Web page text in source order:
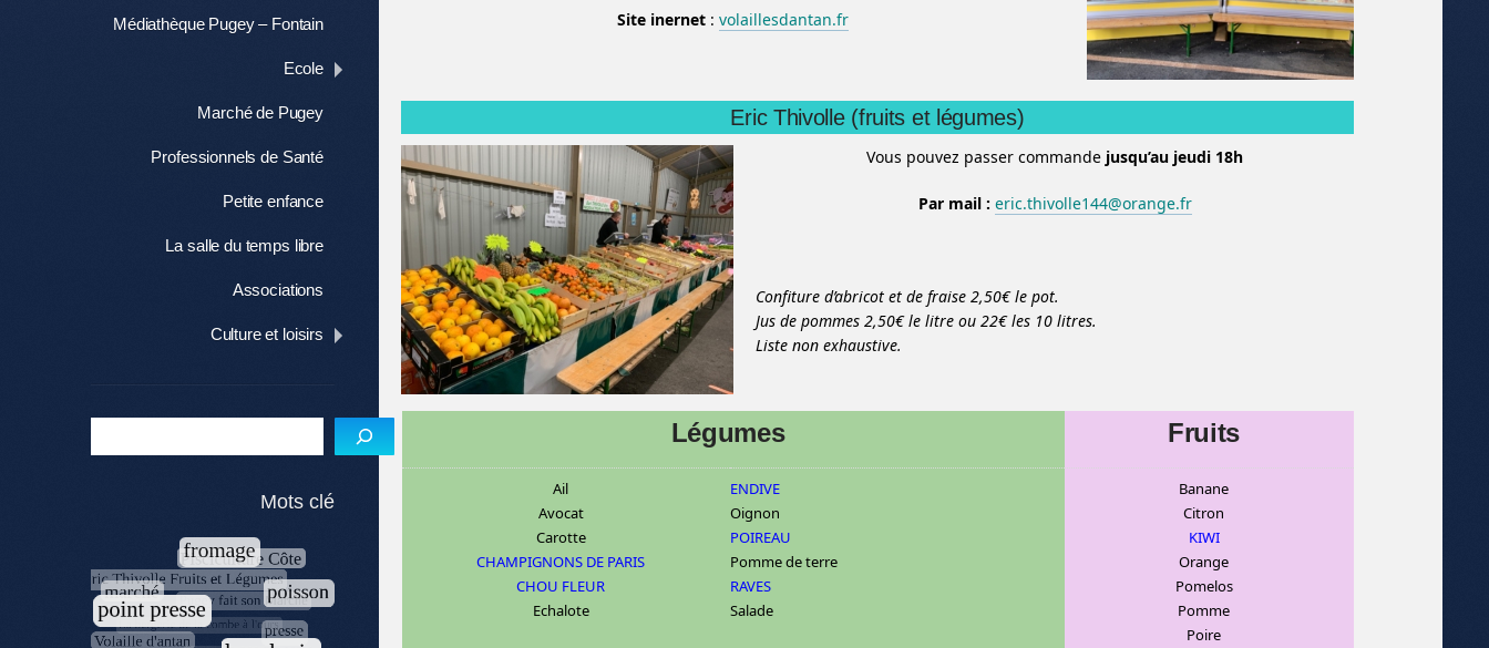
Médiathèque Pugey – Fontain
Ecole
Marché de Pugey
Professionnels de Santé
Petite enfance
La salle du temps libre
Associations
Culture et loisirs
Site inernet : volaillesdantan.fr
Eric Thivolle (fruits et légumes)
Vous pouvez passer commande jusqu’au jeudi 18h
Par mail : eric.thivolle144@orange.fr
Légumes Fruits
Ail
Avocat
Carotte
CHAMPIGNONS DE PARIS
CHOU FLEUR
Echalote
ENDIVE
Oignon
POIREAU
Pomme de terre
RAVES
Salade
Banane
Citron
KIWI
Orange
Pomelos
Pomme
Poire
Confiture d’abricot et de fraise 2,50€ le pot.
Jus de pommes 2,50€ le litre ou 22€ les 10 litres.
Liste non exhaustive.
Mots clé